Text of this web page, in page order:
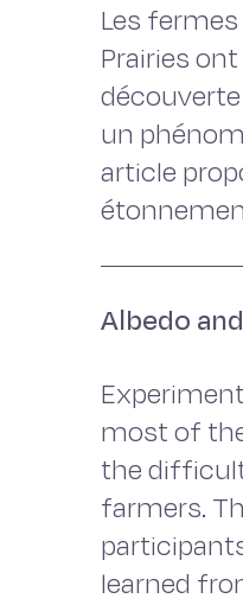
Les
Prairies
un
article
Albedo
most of
the
farmers.
learned